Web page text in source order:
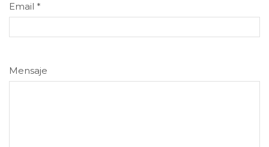
Email *
Mensaje